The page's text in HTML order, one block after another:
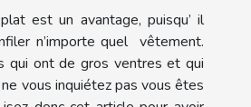
est un avantage, puisqu’ il
n’importe quel vêtement.
qui ont de gros ventres et qui
vous inquiétez pas vous êtes